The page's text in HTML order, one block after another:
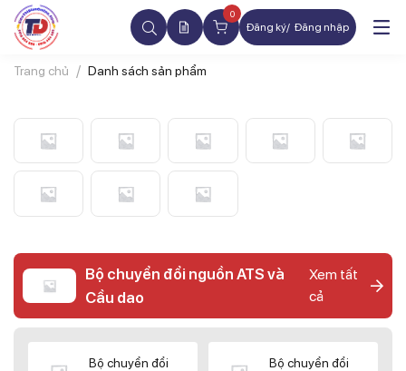
0
Đăng ký Đăng nhập
Trang chủ Danh sách sản phẩm
Bộ chuyển đổi nguồn ATS và
Cầu dao
Xem tất
cả
Bộ chuyển đổi
Bộ chuyển đổi